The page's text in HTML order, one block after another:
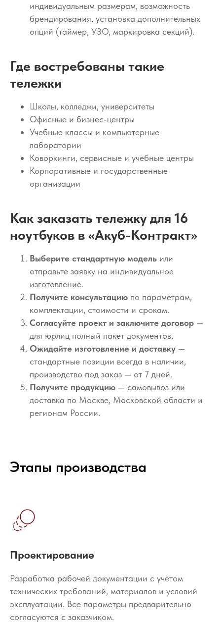
индивидуальным размерам, возможность
брендирования, установка дополнительных
опций (таймер, УЗО, маркировка секций).
Где востребованы такие
тележки
Школы, колледжи, университеты
Офисные и бизнес-центры
Учебные классы и компьютерные
лаборатории
Коворкинги, сервисные и учебные центры
Корпоративные и государственные
организации
Как заказать тележку для 16
ноутбуков в «Акуб-Контракт»
Выберите стандартную модель или
отправьте заявку на индивидуальное
изготовление.
Получите консультацию по параметрам,
комплектации, стоимости и срокам.
Согласуйте проект и заключите договор —
для юрлиц полный пакет документов.
Ожидайте изготовление и доставку —
стандартные позиции всегда в наличии,
производство под заказ — от 7 дней.
Получите продукцию — самовывоз или
доставка по Москве, Московской области и
регионам России.
Этапы производства
Проектирование
Разработка рабочей документации с учётом
технических требований, материалов и условий
эксплуатации. Все параметры предварительно
согласуются с заказчиком.